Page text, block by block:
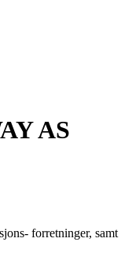
AS
forretninger,